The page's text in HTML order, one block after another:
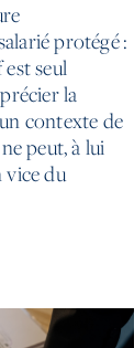
protégé :
seul
la
contexte de
peut, à lui
vice du